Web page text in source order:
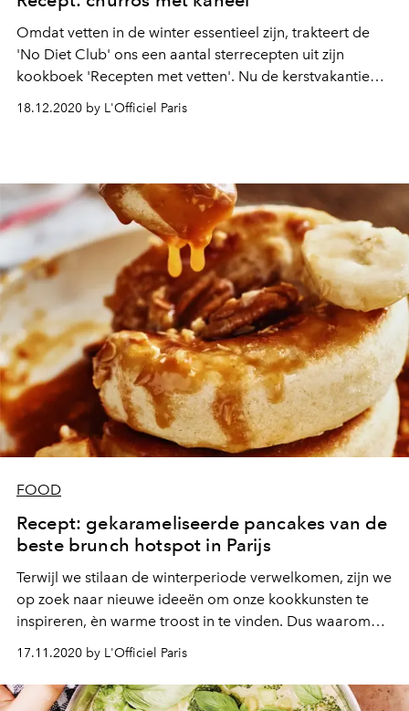
Omdat vetten in de winter essentieel zijn, trakteert de
'No Diet Club' ons een aantal sterrecepten uit zijn
kookboek 'Recepten met vetten'. Nu de kerstvakantie
gestart is, vinden wij het hoog dringend om deze te
18.12.2020 by L'Officiel Paris
FOOD
Recept: gekarameliseerde pancakes van de
beste brunch hotspot in Parijs
Terwijl we stilaan de winterperiode verwelkomen, zijn we
op zoek naar nieuwe ideeën om onze kookkunsten te
inspireren, èn warme troost in te vinden. Dus waarom
niet eens karamelpannenkoekjes zoals het Parijse
hotspotseizoen?
17.11.2020 by L'Officiel Paris